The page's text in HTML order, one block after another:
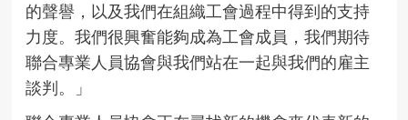
的聲譽，以及我們在組織工會過程中得到的支持
力度。我們很興奮能夠成為工會成員，我們期待
聯合專業人員協會與我們站在一起與我們的雇主
談判。」